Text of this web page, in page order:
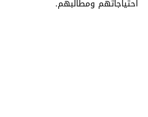
احتياجاتهم ومطالبهم.